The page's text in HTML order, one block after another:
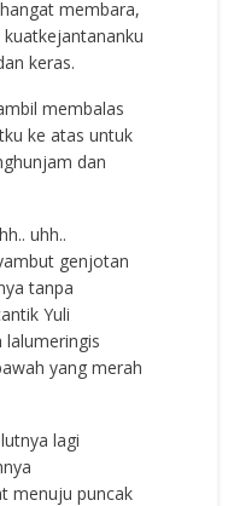
membara,
keras.
membalas
ke atas untuk
dan
uhh..
genjotan
tanpa
Yuli
yang merah
lagi
menuju puncak